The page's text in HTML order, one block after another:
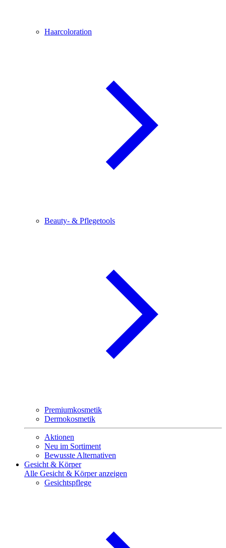
Haarcoloration
Beauty- & Pflegetools
Premiumkosmetik
Dermokosmetik
Aktionen
Neu im Sortiment
Bewusste Alternativen
Gesicht & Körper
Alle Gesicht & Körper anzeigen
Gesichtspflege